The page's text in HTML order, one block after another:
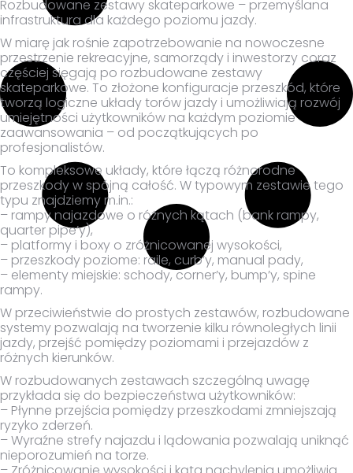
Rozbudowane zestawy skateparkowe – przemyślana
infrastruktura dla każdego poziomu jazdy.
W miarę jak rośnie zapotrzebowanie na nowoczesne
przestrzenie rekreacyjne, samorządy i inwestorzy coraz
częściej sięgają po rozbudowane zestawy
skateparkowe. To złożone konfiguracje przeszkód, które
tworzą logiczne układy torów jazdy i umożliwiają rozwój
umiejętności użytkowników na każdym poziomie
zaawansowania – od początkujących po
profesjonalistów.
To kompleksowe układy, które łączą różnorodne
przeszkody w spójną całość. W typowym zestawie tego
typu znajdziemy m.in.:
– rampy najazdowe o różnych kątach (bank rampy,
quarter pipe’y),
– platformy i boxy o zróżnicowanej wysokości,
– przeszkody poziome: raile, curb’y, manual pady,
– elementy miejskie: schody, corner’y, bump’y, spine
rampy.
W przeciwieństwie do prostych zestawów, rozbudowane
systemy pozwalają na tworzenie kilku równoległych linii
jazdy, przejść pomiędzy poziomami i przejazdów z
różnych kierunków.
W rozbudowanych zestawach szczególną uwagę
przykłada się do bezpieczeństwa użytkowników:
– Płynne przejścia pomiędzy przeszkodami zmniejszają
ryzyko zderzeń.
– Wyraźne strefy najazdu i lądowania pozwalają uniknąć
nieporozumień na torze.